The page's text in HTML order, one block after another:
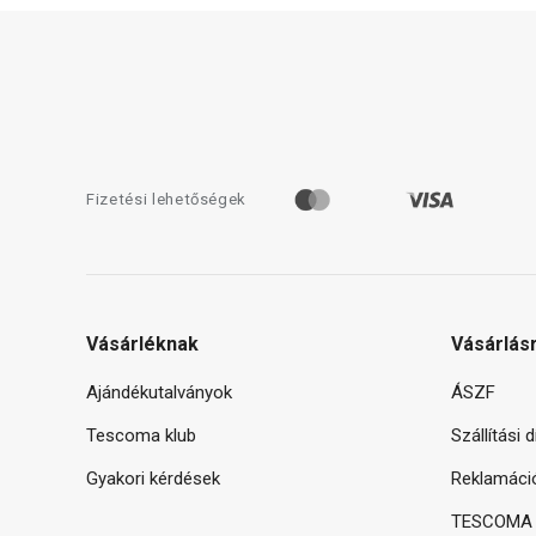
Fizetési lehetőségek
Vásárléknak
Ajándékutalványok
Tescoma klub
Gyakori kérdések
ÁSZF
Szállítási